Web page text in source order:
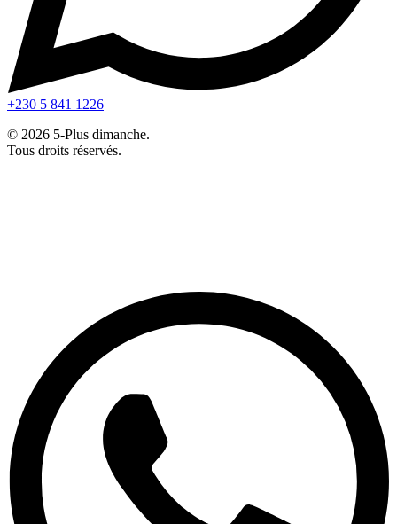
+230 5 841 1226
© 2026 5-Plus dimanche.
Tous droits réservés.